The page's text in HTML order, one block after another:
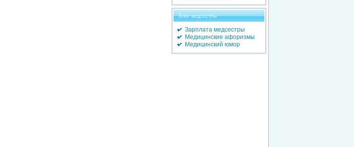
Блог медсестры
Зарплата медсестры
Медицинские афоризмы
Медицинский юмор